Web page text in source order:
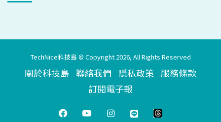
TechNice科技島 © Copyright 2026, All Rights Reserved
關於科技島 聯絡我們 隱私政策 服務條款
訂閱電子報